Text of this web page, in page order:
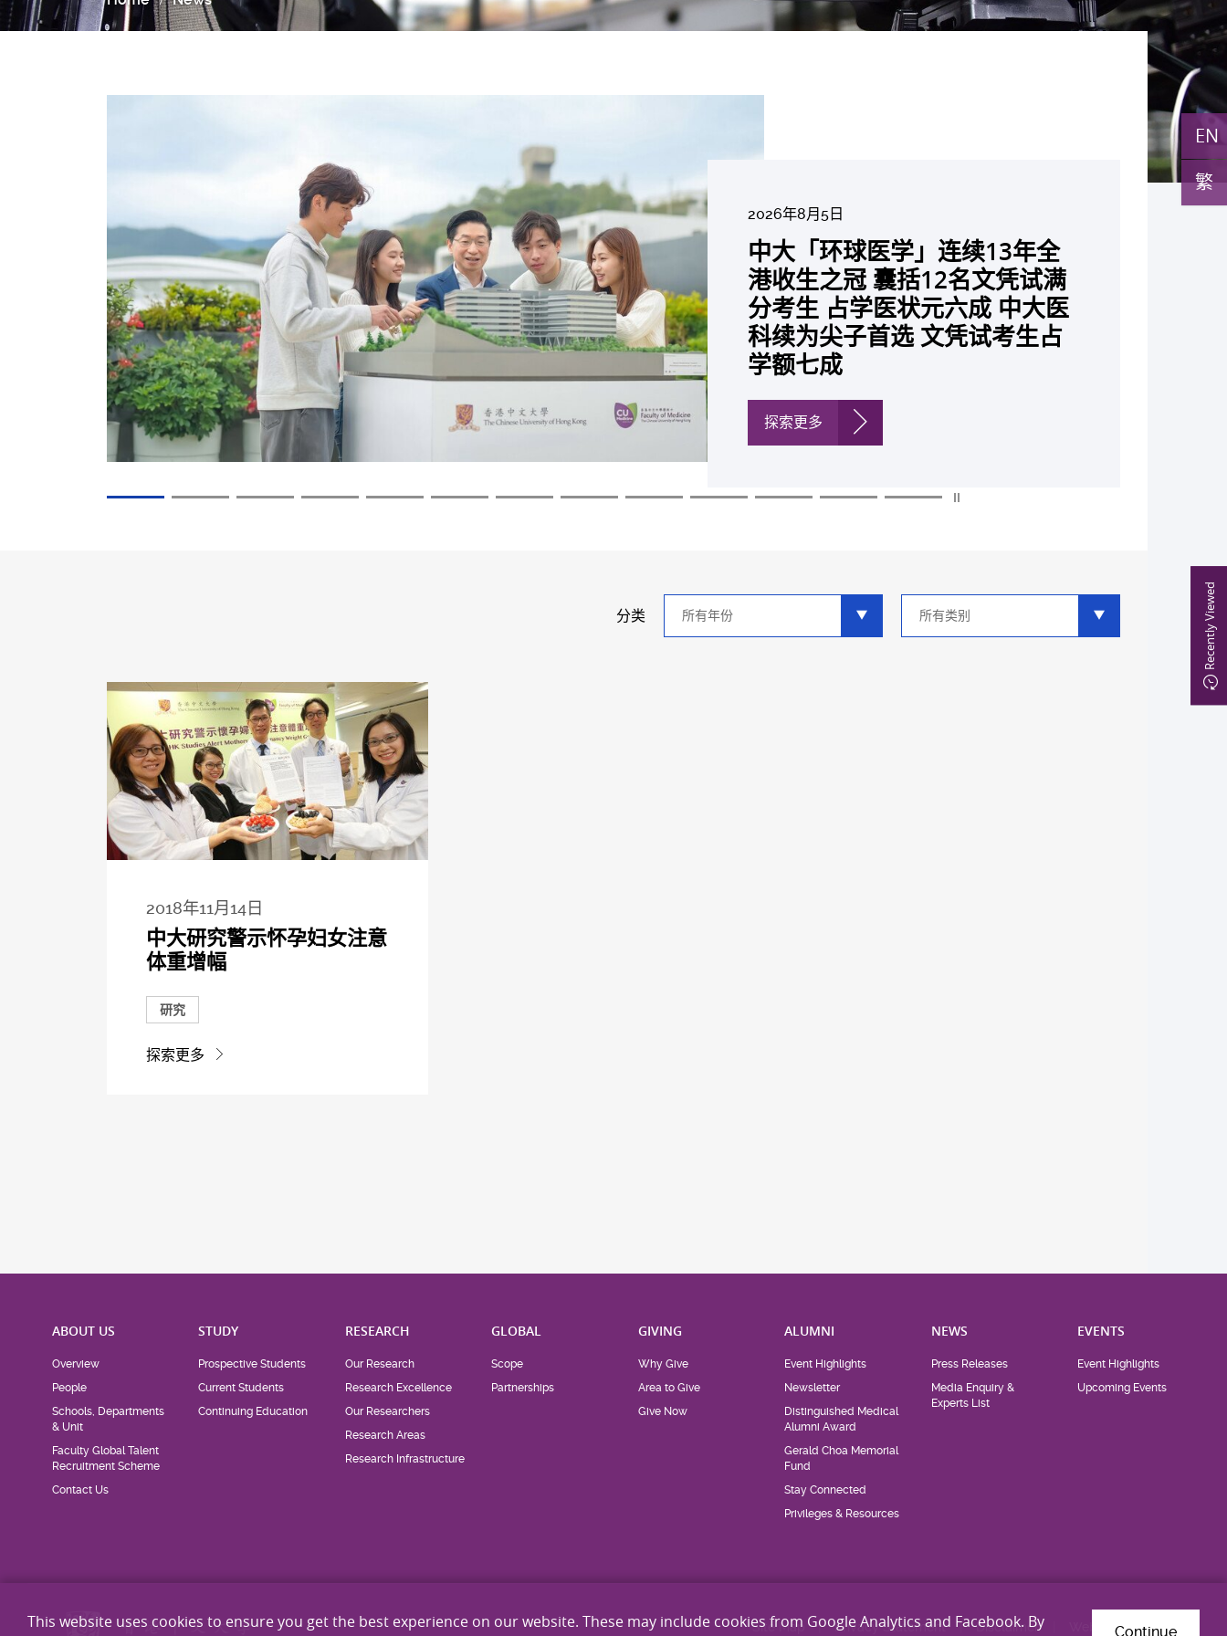
Recently Viewed
EN
繁
2026年8月5日
中大「环球医学」连续13年全
港收生之冠 囊括12名文凭试满
分考生 占学医状元六成 中大医
科续为尖子首选 文凭试考生占
学额七成
探索更多
中大成立崭新 ITECH医疗科技
评估平台 推动健康经济分析及
价值医疗
中大研发「AI-OCT」系统助测
糖尿黄斑水肿 假阳性转介个案
锐减六成 缩短患者轮候诊症时
间
探索更多
中大黄秀娟教授获颁中国工程界
最高荣誉「光华工程科技奖」
成为今届医药衞生领域唯一香港
学者
探索更多
中大新设「香港中文大学凤凰奖
学金」嘉许公开试状元 鼓励学
医状元走出课堂放眼世界 装备
21世纪妙手仁医
探索更多
中大全新一站式PGT-Plus方案
精准辨识传统检测中复杂基因异
常「盲点」 降低人工受孕流产
及异常妊娠风险
探索更多
2026年6月22日
中大发现青光眼治疗新靶点 小
鼠实验证实可恢复七成视力 有
助开创崭新神经保护疗法
探索更多
2026年6月17日
中大成功拆解肝癌免疫治疗耐药
性机制 揭一种免疫细胞具「除
废喂食」新功能助癌细胞耐药性
探索更多
2026年6月10日
中大与多名全球专家共同牵头跨
国肺癌研究 逾半晚期ALK阳性
肺癌病人七年无恶化 因特定基
因异常而引起的肺癌有望变成
「慢性病」 患者可与病共存
探索更多
2026年6月5日
中大教授陈重娥获颁「清野裕杰
出领袖奖」 成为本港首名学者
荣膺亚洲糖尿病教研最高荣誉
探索更多
2026年6月2日
中大汇聚逾200位区域专家 探讨
私人医疗保险如何推动全民健康
覆盖
探索更多
2026年5月19日
中大张源津医生成首位亚洲研究
员 荣获国际泌尿科权威奖项
John K. Lattimer 讲座奖
探索更多
2026年5月14日
中大取得「从实验室到临床应
用」研究突破 初步证实GLP-1
药物可改善严重中风康复情况
探索更多
分类
类
分
2018年11月14日
中大研究警示怀孕妇女注意
体重增幅
研究
探索更多
ABOUT US
Overview
People
Schools, Departments
& Unit
Faculty Global Talent
Recruitment Scheme
Contact Us
STUDY
Prospective Students
Current Students
Continuing Education
RESEARCH
Our Research
Research Excellence
Our Researchers
Research Areas
Research Infrastructure
GLOBAL
Scope
Partnerships
GIVING
Why Give
Area to Give
Give Now
ALUMNI
Event Highlights
Newsletter
Distinguished Medical
Alumni Award
Gerald Choa Memorial
Fund
Stay Connected
Privileges & Resources
NEWS
Press Releases
Media Enquiry &
Experts List
EVENTS
Event Highlights
Upcoming Events
Site Map Privacy Statement Disclaimer Web Accessibility
This website uses cookies to ensure you get the best experience on our website. These may include cookies from Google Analytics and Facebook. By
Continue